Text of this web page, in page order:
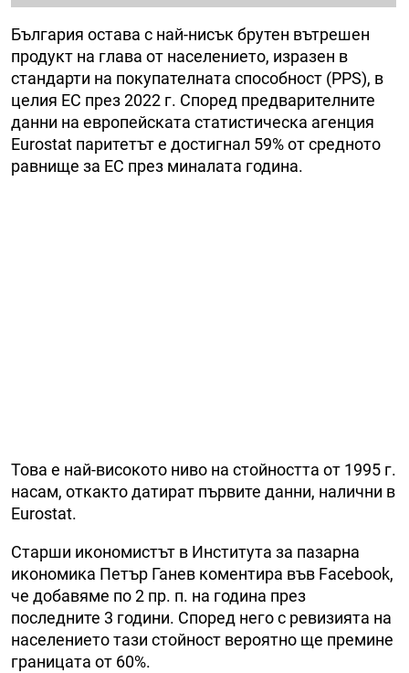
България остава с най-нисък брутен вътрешен
продукт на глава от населението, изразен в
стандарти на покупателната способност (PPS), в
целия ЕС през 2022 г. Според предварителните
данни на европейската статистическа агенция
Eurostat паритетът е достигнал 59% от средното
равнище за ЕС през миналата година.
Това е най-високото ниво на стойността от 1995 г.
насам, откакто датират първите данни, налични в
Eurostat.
Старши икономистът в Института за пазарна
икономика Петър Ганев коментира във Facebook,
че добавяме по 2 пр. п. на година през
последните 3 години. Според него с ревизията на
населението тази стойност вероятно ще премине
границата от 60%.